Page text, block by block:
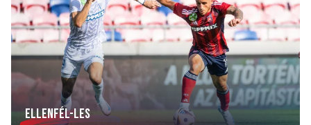
ELLENFÉL-LES